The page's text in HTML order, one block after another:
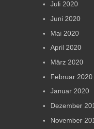
Juli 2020
Juni 2020
Mai 2020
April 2020
März 2020
Februar 2020
Januar 2020
Dezember
November